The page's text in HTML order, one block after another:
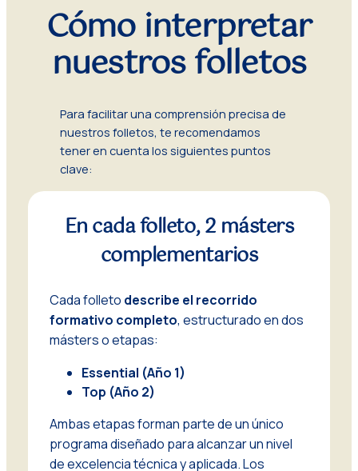
Cómo interpretar
nuestros folletos
Para facilitar una comprensión precisa de
nuestros folletos, te recomendamos
tener en cuenta los siguientes puntos
clave:
En cada folleto,2 másters
complementarios
Cada folleto describe el recorrido
formativo completo, estructurado en dos
másters o etapas:
Essential (Año 1)
Top (Año 2)
Ambas etapas forman parte de un único
programa diseñado para alcanzar un nivel
de excelencia técnica y aplicada. Los